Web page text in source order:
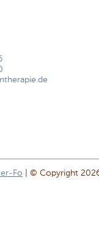
Fo | © Copyright